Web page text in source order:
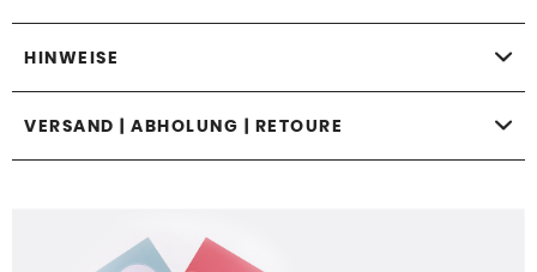
HINWEISE
VERSAND | ABHOLUNG | RETOURE